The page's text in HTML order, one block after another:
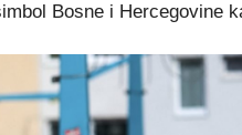
Bosne i Hercegovine